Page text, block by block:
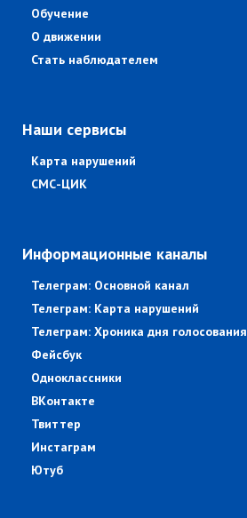
Обучение
О движении
Стать наблюдателем
Наши сервисы
Карта нарушений
СМС-ЦИК
Информационные каналы
Телеграм: Основной канал
Телеграм: Карта нарушений
Телеграм: Хроника дня голосования
Фейсбук
Одноклассники
ВКонтакте
Твиттер
Инстаграм
Ютуб